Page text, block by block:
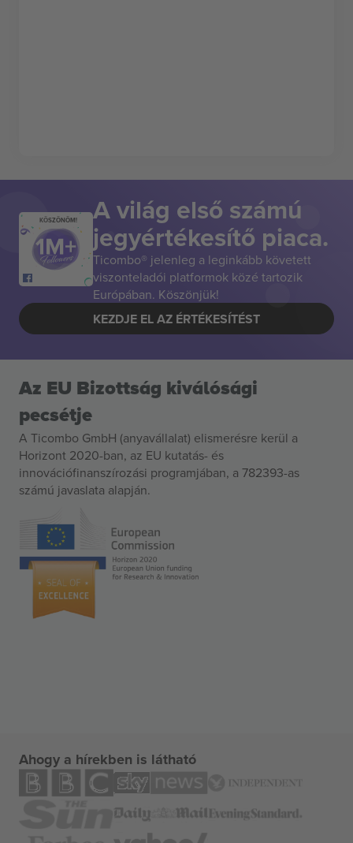
KÖSZÖNÖM! A világ első számú
jegyértékesítő piaca.
Ticombo® jelenleg a leginkább követett
viszonteladói platformok közé tartozik
Európában. Köszönjük!
KEZDJE EL AZ ÉRTÉKESÍTÉST
Az EU Bizottság kiválósági
pecsétje
A Ticombo GmbH (anyavállalat) elismerésre kerül a
Horizont 2020-ban, az EU kutatás- és
innovációfinanszírozási programjában, a 782393-as
számú javaslata alapján.
Ahogy a hírekben is látható